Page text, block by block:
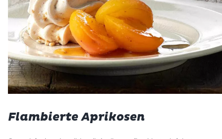
Flambierte Aprikosen